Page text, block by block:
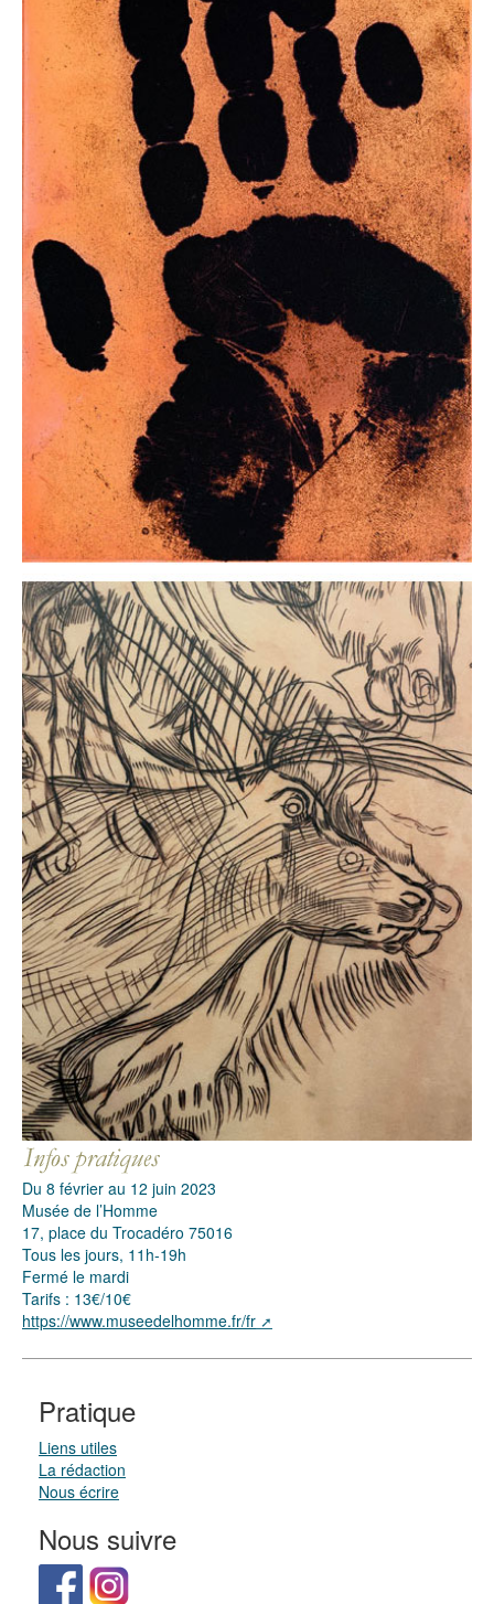
Du 8 février au 12 juin 2023
Musée de l’Homme
17, place du Trocadéro 75016
Tous les jours, 11h-19h
Fermé le mardi
Tarifs : 13€/10€
https://www.museedelhomme.fr/fr
Pratique
Liens utiles
La rédaction
Nous écrire
Nous suivre